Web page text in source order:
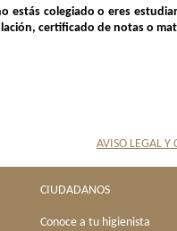
estás colegiado o eres
certificado de notas o
AVISO LEGAL Y
CIUDADANOS
Conoce a tu higienista